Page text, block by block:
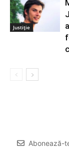
Justiție
Abonează-